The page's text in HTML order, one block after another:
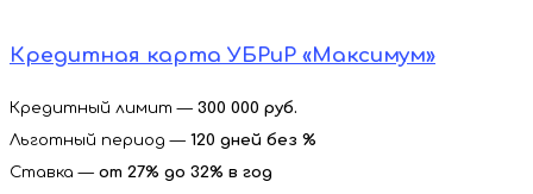
Кредитная карта УБРиР «Максимум»
Кредитный лимит — 300 000 руб.
Льготный период — 120 дней без %
Ставка — от 27% до 32% в год